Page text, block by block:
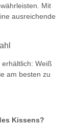
Mit
ausreichende
Weiß
am besten zu
Kissens?